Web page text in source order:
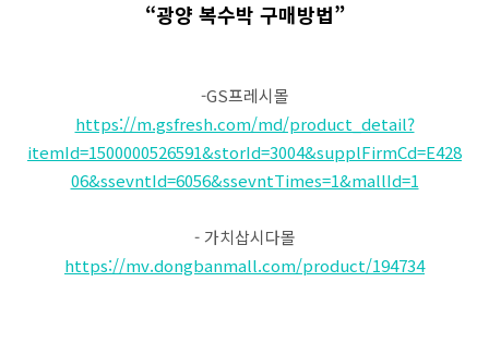
“광양 복수박 구매방법”
-GS프레시몰
https://m.gsfresh.com/md/product_detail?
itemId=1500000526591&storId=3004&supplFirmCd=E428
06&ssevntId=6056&ssevntTimes=1&mallId=1
- 가치삽시다몰
https://mv.dongbanmall.com/product/194734